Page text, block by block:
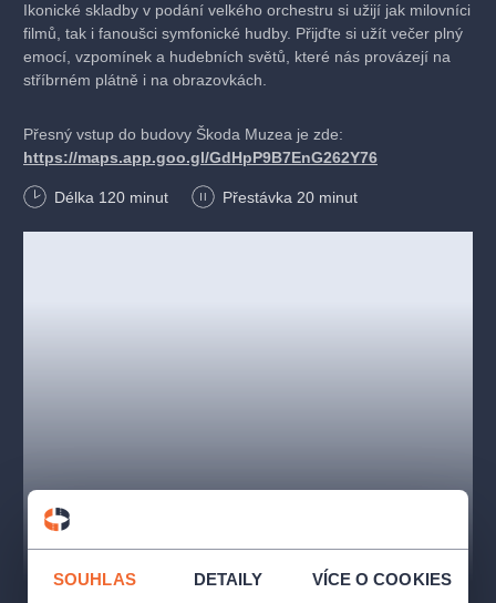
SOUHLAS DETAILY VÍCE O COOKIES
Ikonické skladby v podání velkého orchestru si užijí jak milovníci
filmů, tak i fanoušci symfonické hudby. Přijďte si užít večer plný
emocí, vzpomínek a hudebních světů, které nás provázejí na
stříbrném plátně i na obrazovkách.
Přesný vstup do budovy Škoda Muzea je zde:
https://maps.app.goo.gl/GdHpP9B7EnG262Y76
Délka 120 minut Přestávka 20 minut